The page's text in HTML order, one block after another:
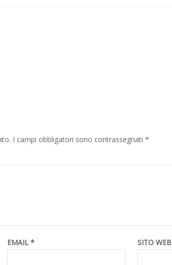
I campi obbligatori sono contrassegnati *
EMAIL * SITO WEB